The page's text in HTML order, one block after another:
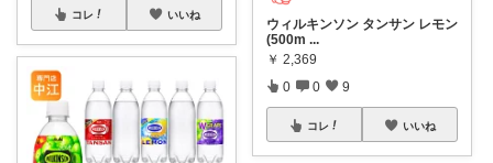
コレ いいね
ウィルキンソン タンサン レモン
(500m ...
￥ 2,369
0 0 9
コレ いいね